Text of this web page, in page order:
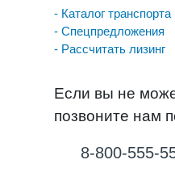
- Каталог транспорта
- Спецпредложения
- Рассчитать лизинг
Если вы не
позвоните нам
8-800-555-